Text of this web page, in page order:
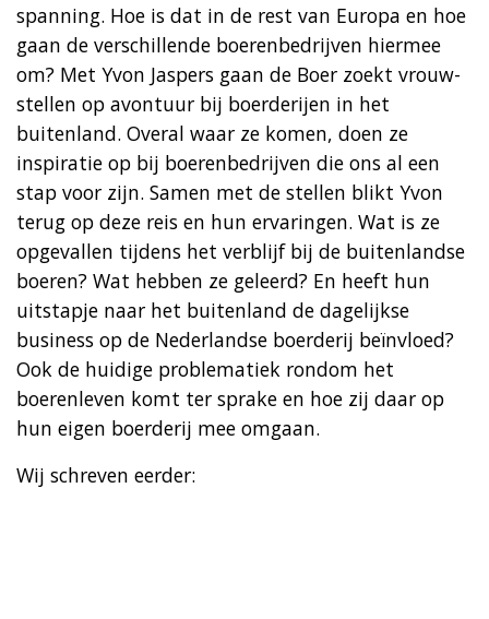
spanning. Hoe is dat in de rest van Europa en hoe
gaan de verschillende boerenbedrijven hiermee
om? Met Yvon Jaspers gaan de Boer zoekt vrouw-
stellen op avontuur bij boerderijen in het
buitenland. Overal waar ze komen, doen ze
inspiratie op bij boerenbedrijven die ons al een
stap voor zijn. Samen met de stellen blikt Yvon
terug op deze reis en hun ervaringen. Wat is ze
opgevallen tijdens het verblijf bij de buitenlandse
boeren? Wat hebben ze geleerd? En heeft hun
uitstapje naar het buitenland de dagelijkse
business op de Nederlandse boerderij beïnvloed?
Ook de huidige problematiek rondom het
boerenleven komt ter sprake en hoe zij daar op
hun eigen boerderij mee omgaan.
Wij schreven eerder: